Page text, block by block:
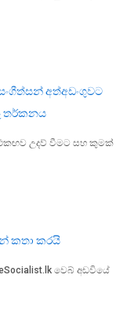
අත්අඩංගුවට
තර්කනය
උදව් වීමට සහ කුමක්
කතා කරයි
වෙබ් අඩවියේ